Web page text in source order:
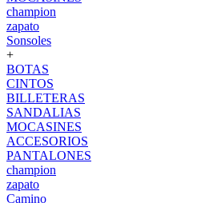
champion
zapato
Sonsoles
+
BOTAS
CINTOS
BILLETERAS
SANDALIAS
MOCASINES
ACCESORIOS
PANTALONES
champion
zapato
Camino